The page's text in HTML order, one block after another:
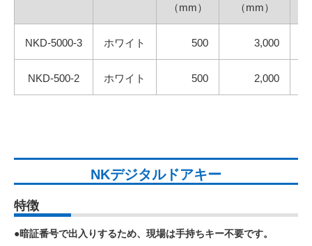
（mm）
（mm）
NKD-5000-3 ホワイト 500 3,000
NKD-500-2 ホワイト 500 2,000
NKデジタルドアキー
特徴
●暗証番号で出入りするため、現場は手持ちキー不要です。